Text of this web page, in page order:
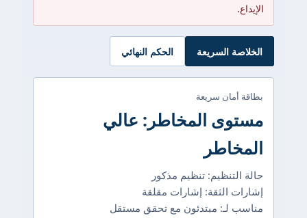
الإيداع.
الخلاصة السريعة الحكم النهائي
بطاقة أمان سريعة
مستوى المخاطر: عالي
المخاطر
حالة التنظيم: تنظيم مذكور
إشارات الثقة: إشارات مقلقة
مناسب لـ: مبتدئون مع تحقق مستقل